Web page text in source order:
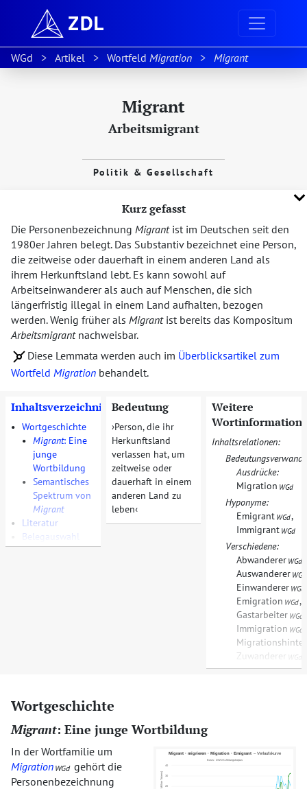
WGd Artikel Wortfeld Migration Migrant
Migrant
Arbeitsmigrant
Politik & Gesellschaft
Kurz gefasst
Die Personenbezeichnung Migrantist im Deutschen seit den
1980er Jahren belegt. Das Substantiv bezeichnet eine Person,
die zeitweise oder dauerhaft in einem anderen Land als
ihrem Herkunftsland lebt. Es kann sowohl auf
Arbeitseinwanderer als auch auf Menschen, die sich
längerfristig illegal in einem Land aufhalten, bezogen
werden. Wenig früher als Migrantist bereits das Kompositum
Arbeitsmigrantnachweisbar.
Diese Lemmata werden auch im Überblicksartikel zum
Wortfeld Migration behandelt.
Inhaltsverzeichnis
• Wortgeschichte
• Migrant: Eine
junge
Wortbildung
• Semantisches
Spektrum von
Migrant
•
Literatur
Belegauswahl
Bedeutung
Person, die ihr
Herkunftsland
verlassen hat, um
zeitweise oder
dauerhaft in einem
anderen Land zu
leben
Weitere
Inhaltsrelationen:
Ausdrücke:
Migration WGd
Hyponyme:
Emigrant WGd,
Immigrant WGd
Verschiedene:
Abwanderer WGd
Auswanderer WGd
Einwanderer WGd
Emigration WGd,
Gastarbeiter WGd
Immigration WGd
Zuwanderer
WGd
Wortgeschichte
Migrant: Eine junge Wortbildung
In der Wortfamilie um
Migration WGd gehört die
Personenbezeichnung